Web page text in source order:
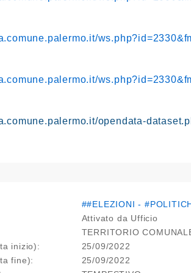
opendata-
##ELEZIONI -
Attivato da Ufficio
TERRITORIO
inizio):
25/09/2022
fine):
25/09/2022